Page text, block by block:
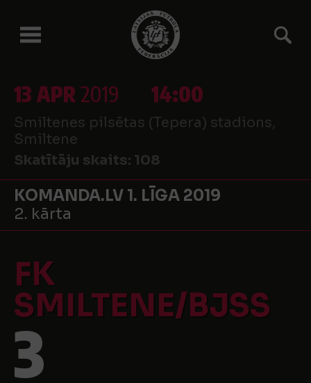
13 APR2019 14:00
Smiltenes pilsētas (Tepera) stadions,
Smiltene
Skatītāju skaits: 108
KOMANDA.LV 1. LĪGA 2019
2. kārta
FK
SMILTENE/BJSS
3